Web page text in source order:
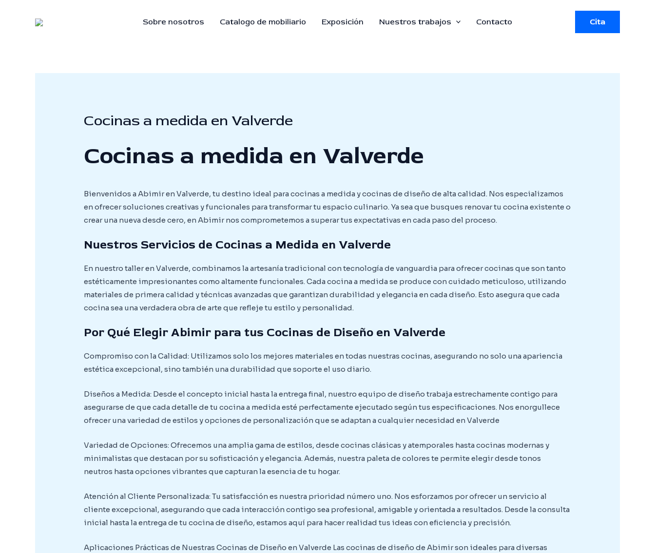
Sobre nosotros Catalogo de mobiliario Exposición Nuestros trabajos Contacto Cita
Cocinas a medida en Valverde
Cocinas a medida en Valverde
Bienvenidos a Abimir en Valverde, tu destino ideal para cocinas a medida y cocinas de diseño de alta calidad. Nos especializamos
en ofrecer soluciones creativas y funcionales para transformar tu espacio culinario. Ya sea que busques renovar tu cocina existente o
crear una nueva desde cero, en Abimir nos comprometemos a superar tus expectativas en cada paso del proceso.
Nuestros Servicios de Cocinas a Medida en Valverde
En nuestro taller en Valverde, combinamos la artesanía tradicional con tecnología de vanguardia para ofrecer cocinas que son tanto
estéticamente impresionantes como altamente funcionales. Cada cocina a medida se produce con cuidado meticuloso, utilizando
materiales de primera calidad y técnicas avanzadas que garantizan durabilidad y elegancia en cada diseño. Esto asegura que cada
cocina sea una verdadera obra de arte que refleje tu estilo y personalidad.
Por Qué Elegir Abimir para tus Cocinas de Diseño en Valverde
Compromiso con la Calidad: Utilizamos solo los mejores materiales en todas nuestras cocinas, asegurando no solo una apariencia
estética excepcional, sino también una durabilidad que soporte el uso diario.
Diseños a Medida: Desde el concepto inicial hasta la entrega final, nuestro equipo de diseño trabaja estrechamente contigo para
asegurarse de que cada detalle de tu cocina a medida esté perfectamente ejecutado según tus especificaciones. Nos enorgullece
ofrecer una variedad de estilos y opciones de personalización que se adaptan a cualquier necesidad en Valverde
Variedad de Opciones: Ofrecemos una amplia gama de estilos, desde cocinas clásicas y atemporales hasta cocinas modernas y
minimalistas que destacan por su sofisticación y elegancia. Además, nuestra paleta de colores te permite elegir desde tonos
neutros hasta opciones vibrantes que capturan la esencia de tu hogar.
Atención al Cliente Personalizada: Tu satisfacción es nuestra prioridad número uno. Nos esforzamos por ofrecer un servicio al
cliente excepcional, asegurando que cada interacción contigo sea profesional, amigable y orientada a resultados. Desde la consulta
inicial hasta la entrega de tu cocina de diseño, estamos aquí para hacer realidad tus ideas con eficiencia y precisión.
Aplicaciones Prácticas de Nuestras Cocinas de Diseño en Valverde Las cocinas de diseño de Abimir son ideales para diversas